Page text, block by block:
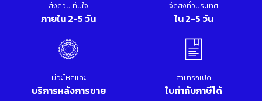
ส่งด่วน ทันใจ
ภายใน 2-5 วัน
จัดส่งทั่วประเทศ
ใน 2-5 วัน
มีอะไหล่และ
บริการหลังการขาย
สามารถเปิด
ใบกำกับภาษีได้